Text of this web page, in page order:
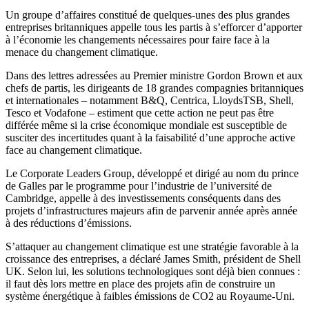
Un groupe d’affaires constitué de quelques-unes des plus grandes
entreprises britanniques appelle tous les partis à s’efforcer d’apporter
à l’économie les changements nécessaires pour faire face à la
menace du changement climatique.
Dans des lettres adressées au Premier ministre Gordon Brown et aux
chefs de partis, les dirigeants de 18 grandes compagnies britanniques
et internationales – notamment B&Q, Centrica, LloydsTSB, Shell,
Tesco et Vodafone – estiment que cette action ne peut pas être
différée même si la crise économique mondiale est susceptible de
susciter des incertitudes quant à la faisabilité d’une approche active
face au changement climatique.
Le Corporate Leaders Group, développé et dirigé au nom du prince
de Galles par le programme pour l’industrie de l’université de
Cambridge, appelle à des investissements conséquents dans des
projets d’infrastructures majeurs afin de parvenir année après année
à des réductions d’émissions.
S’attaquer au changement climatique est une stratégie favorable à la
croissance des entreprises, a déclaré James Smith, président de Shell
UK. Selon lui, les solutions technologiques sont déjà bien connues :
il faut dès lors mettre en place des projets afin de construire un
système énergétique à faibles émissions de CO2 au Royaume-Uni.